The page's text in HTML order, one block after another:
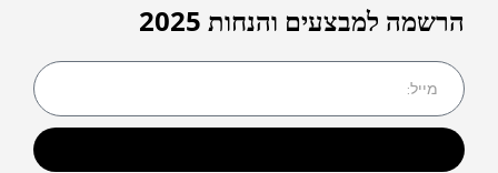
הרשמה למבצעים והנחות 2025